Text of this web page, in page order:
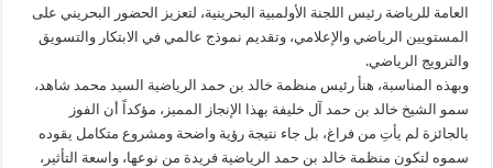
العامة للرياضة رئيس اللجنة الأولمبية البحرينية، لتعزيز الحضور البحريني على
المستويين الرياضي والإعلامي، وتقديم نموذج عالمي في الابتكار والتسويق
والترويج الرياضي.
وبهذه المناسبة، هنأ رئيس منظمة خالد بن حمد الرياضية السيد محمد شاهد،
سمو الشيخ خالد بن حمد آل خليفة بهذا الإنجاز المميز، مؤكداً أن الفوز
بالجائزة لم يأتِ من فراغ، بل جاء نتيجة رؤية واضحة ومشروع متكامل يقوده
سموه لتكون منظمة خالد بن حمد الرياضية فريدة من نوعها، واسعة التأثير،